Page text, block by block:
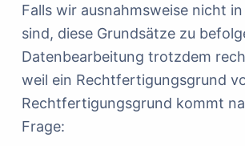
Falls wir ausnahmsweise nicht
sind, diese Grundsätze zu
Datenbearbeitung trotzdem
weil ein Rechtfertigungsgrund
Rechtfertigungsgrund kommt
Frage: